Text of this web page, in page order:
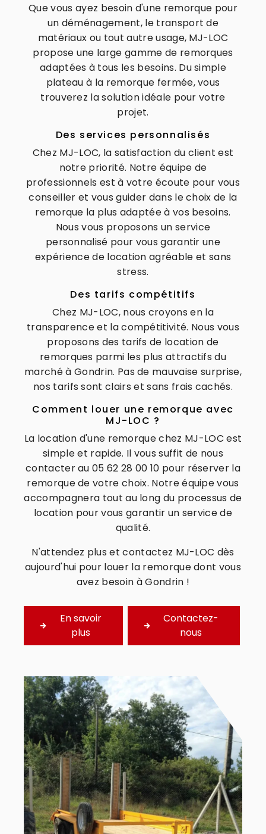
Que vous ayez besoin d'une remorque pour
un déménagement, le transport de
matériaux ou tout autre usage, MJ-LOC
propose une large gamme de remorques
adaptées à tous les besoins. Du simple
plateau à la remorque fermée, vous
trouverez la solution idéale pour votre
projet.
Des services personnalisés
Chez MJ-LOC, la satisfaction du client est
notre priorité. Notre équipe de
professionnels est à votre écoute pour vous
conseiller et vous guider dans le choix de la
remorque la plus adaptée à vos besoins.
Nous vous proposons un service
personnalisé pour vous garantir une
expérience de location agréable et sans
stress.
Des tarifs compétitifs
Chez MJ-LOC, nous croyons en la
transparence et la compétitivité. Nous vous
proposons des tarifs de location de
remorques parmi les plus attractifs du
marché à Gondrin. Pas de mauvaise surprise,
nos tarifs sont clairs et sans frais cachés.
Comment louer une remorque avec
MJ-LOC ?
La location d'une remorque chez MJ-LOC est
simple et rapide. Il vous suffit de nous
contacter au 05 62 28 00 10 pour réserver la
remorque de votre choix. Notre équipe vous
accompagnera tout au long du processus de
location pour vous garantir un service de
qualité.
N'attendez plus et contactez MJ-LOC dès
aujourd'hui pour louer la remorque dont vous
avez besoin à Gondrin !
En savoir
plus
Contactez-
nous